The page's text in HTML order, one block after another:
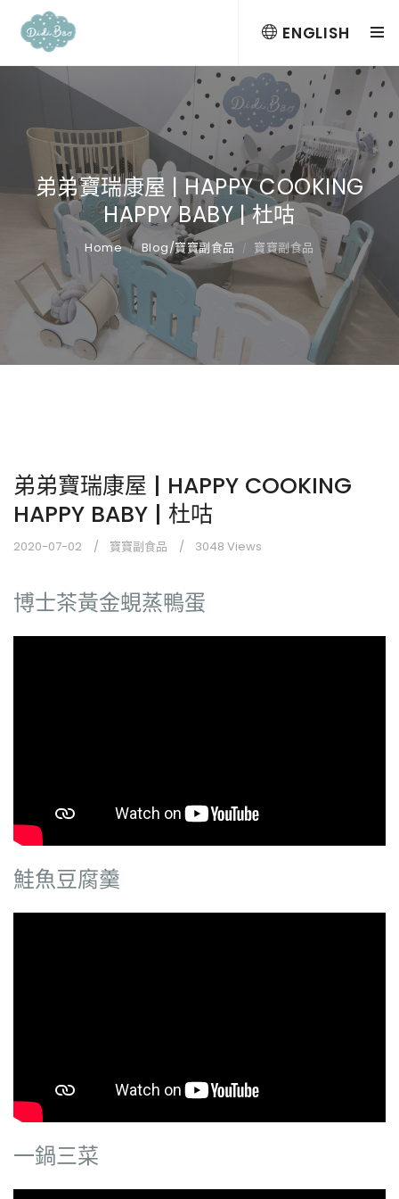
ENGLISH
弟弟寶瑞康屋 | HAPPY COOKING
HAPPY BABY | 杜咕
Home Blog/寶寶副食品 寶寶副食品
弟弟寶瑞康屋 | HAPPY COOKING
HAPPY BABY | 杜咕
2020-07-02 寶寶副食品 3048 Views
博士茶黃金蜆蒸鴨蛋
鮭魚豆腐羹
一鍋三菜